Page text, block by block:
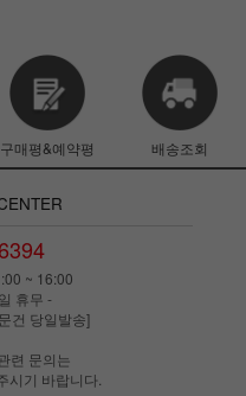
구매평&예약평 배송조회
~ 16:00
휴무 -
건 당일발송]
련 문의는
시기 바랍니다.